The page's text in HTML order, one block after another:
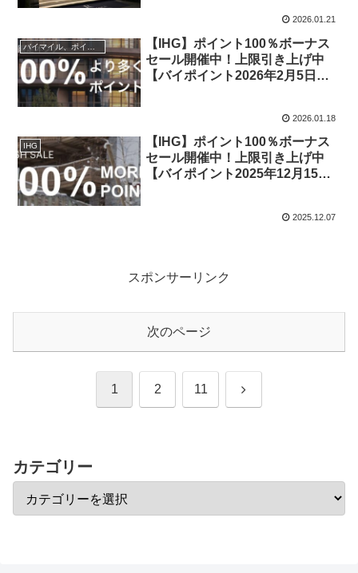
2026.01.21
【IHG】ポイント100％ボーナス
セール開催中！上限引き上げ中
【バイポイント2026年2月5日ま
2026.01.18
IHG
【IHG】ポイント100％ボーナス
セール開催中！上限引き上げ中
【バイポイント2025年12月15日
2025.12.07
スポンサーリンク
次のページ
1 2 11 次
カテゴリー